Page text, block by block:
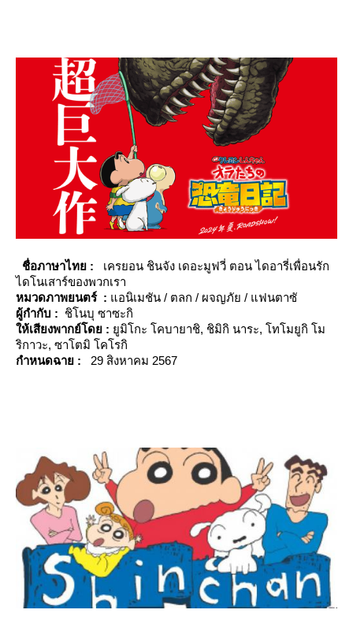
ชื่อภาษาไทย :
เครยอน ชินจัง เดอะมูฟวี่ ตอน ไดอารี่เพื่อนรัก
ไดโนเสาร์ของพวกเรา
หมวดภาพยนตร์ : อนิเมชัน / ตลก / ผจญภัย / แฟนตาซั
ผู้กำกับ : ชิโนบุ ซาซะกิ
ห้เสียงพากย์โดย : ูมิโกะ โคบายาชิ, ชิมิกิ นาระ, โทโมยูกิ โม
ริกาวะ, ซาโตมิ โคโรกิ
กำหนดฉาย : 29 สิงหาคม 2567